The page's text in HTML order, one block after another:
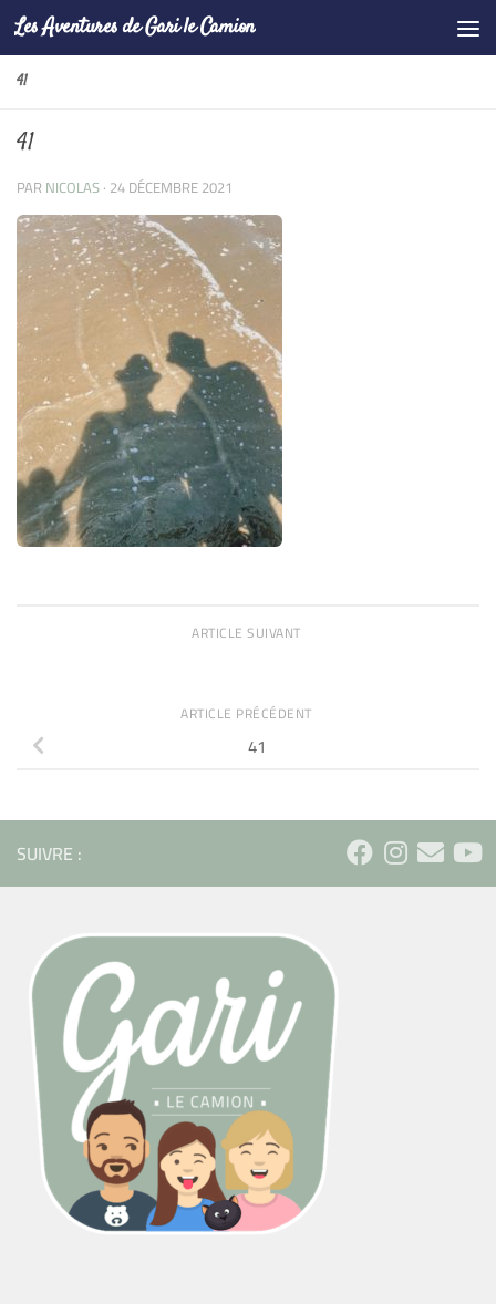
Skip to content
Les Aventures de Gari le Camion
41
41
PARNICOLAS· 24 DÉCEMBRE 2021
ARTICLE SUIVANT
ARTICLE PRÉCÉDENT
41
SUIVRE :